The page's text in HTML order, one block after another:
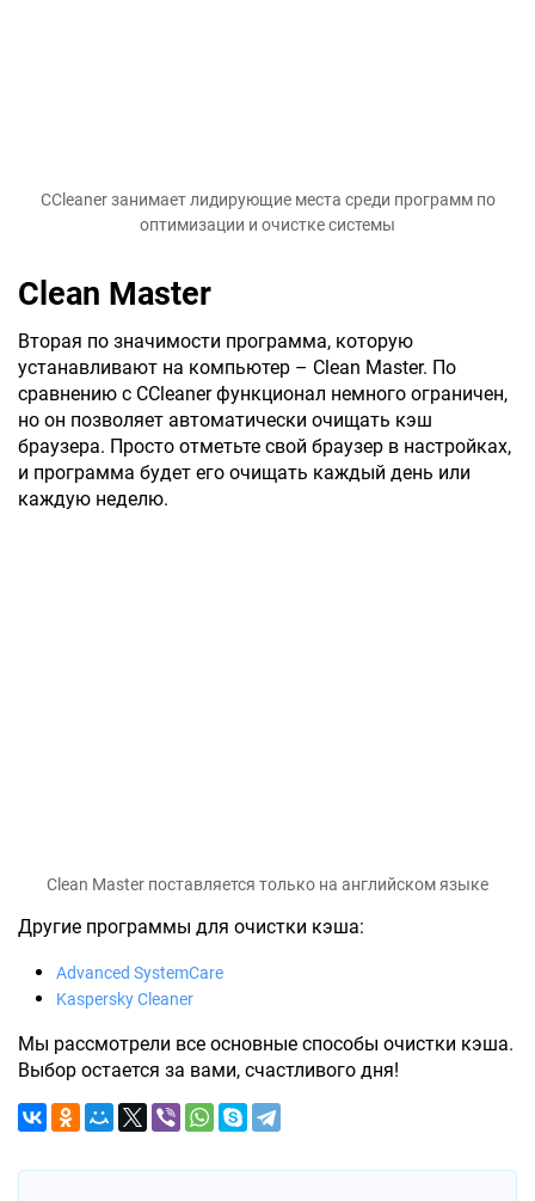
CCleaner занимает лидирующие места среди программ по
оптимизации и очистке системы
Clean Master
Вторая по значимости программа, которую
устанавливают на компьютер – Clean Master. По
сравнению с CCleaner функционал немного ограничен,
но он позволяет автоматически очищать кэш
браузера. Просто отметьте свой браузер в настройках,
и программа будет его очищать каждый день или
каждую неделю.
Clean Master поставляется только на английском языке
Другие программы для очистки кэша:
Advanced SystemCare
Kaspersky Cleaner
Мы рассмотрели все основные способы очистки кэша.
Выбор остается за вами, счастливого дня!